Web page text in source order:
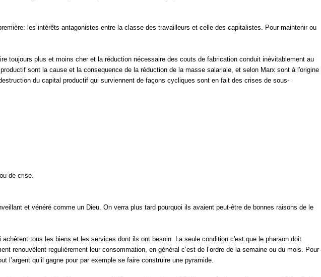
les intérêts antagonistes entre la classe des travailleurs et celle des capitalistes. Pour maintenir ou
toujours plus et moins cher et la réduction nécessaire des couts de fabrication conduit inévitablement au
sont la cause et la consequence de la réduction de la masse salariale, et selon Marx sont à l'origine
du capital productif qui surviennent de façons cycliques sont en fait des crises de sous-
de crise.
et vénéré comme un Dieu. On verra plus tard pourquoi ils avaient peut-être de bonnes raisons de le
tous les biens et les services dont ils ont besoin. La seule condition c'est que le pharaon doit
renouvèlent regulièrement leur consommation, en général c’est de l’ordre de la semaine ou du mois. Pour
qu’il gagne pour par exemple se faire construire une pyramide.